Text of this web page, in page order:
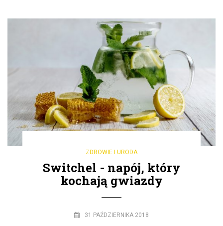
ZDROWIE I URODA
Switchel - napój, który
kochają gwiazdy
31 PAŹDZIERNIKA 2018